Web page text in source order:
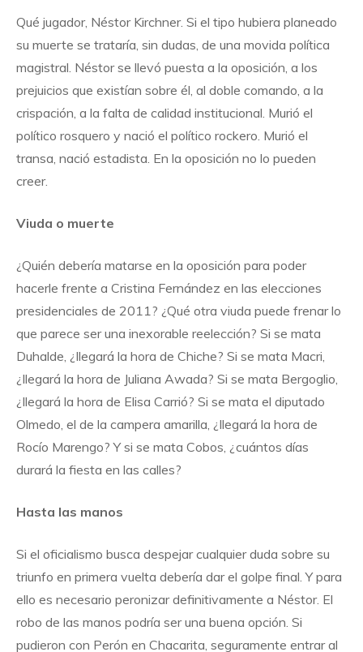
Qué jugador, Néstor Kirchner. Si el tipo hubiera planeado
su muerte se trataría, sin dudas, de una movida política
magistral. Néstor se llevó puesta a la oposición, a los
prejuicios que existían sobre él, al doble comando, a la
crispación, a la falta de calidad institucional. Murió el
político rosquero y nació el político rockero. Murió el
transa, nació estadista. En la oposición no lo pueden
creer.
Viuda o muerte
¿Quién debería matarse en la oposición para poder
hacerle frente a Cristina Fernández en las elecciones
presidenciales de 2011? ¿Qué otra viuda puede frenar lo
que parece ser una inexorable reelección? Si se mata
Duhalde, ¿llegará la hora de Chiche? Si se mata Macri,
¿llegará la hora de Juliana Awada? Si se mata Bergoglio,
¿llegará la hora de Elisa Carrió? Si se mata el diputado
Olmedo, el de la campera amarilla, ¿llegará la hora de
Rocío Marengo? Y si se mata Cobos, ¿cuántos días
durará la fiesta en las calles?
Hasta las manos
Si el oficialismo busca despejar cualquier duda sobre su
triunfo en primera vuelta debería dar el golpe final. Y para
ello es necesario peronizar definitivamente a Néstor. El
robo de las manos podría ser una buena opción. Si
pudieron con Perón en Chacarita, seguramente entrar al